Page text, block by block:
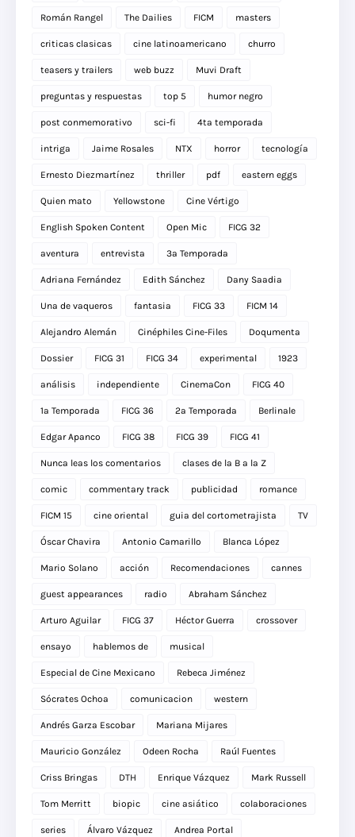
Román Rangel The Dailies FICM masters
criticas clasicas cine latinoamericano churro
teasers y trailers web buzz Muvi Draft
preguntas y respuestas top 5 humor negro
post conmemorativo sci-fi 4ta temporada
intriga Jaime Rosales NTX horror tecnología
Ernesto Diezmartínez thriller pdf eastern eggs
Quien mato Yellowstone Cine Vértigo
English Spoken Content Open Mic FICG 32
aventura entrevista 3a Temporada
Adriana Fernández Edith Sánchez Dany Saadia
Una de vaqueros fantasia FICG 33 FICM 14
Alejandro Alemán Cinéphiles Cine-Files Doqumenta
Dossier FICG 31 FICG 34 experimental 1923
análisis independiente CinemaCon FICG 40
1a Temporada FICG 36 2a Temporada Berlinale
Edgar Apanco FICG 38 FICG 39 FICG 41
Nunca leas los comentarios clases de la B a la Z
comic commentary track publicidad romance
FICM 15 cine oriental guia del cortometrajista TV
Óscar Chavira Antonio Camarillo Blanca López
Mario Solano acción Recomendaciones cannes
guest appearances radio Abraham Sánchez
Arturo Aguilar FICG 37 Héctor Guerra crossover
ensayo hablemos de musical
Especial de Cine Mexicano Rebeca Jiménez
Sócrates Ochoa comunicacion western
Andrés Garza Escobar Mariana Mijares
Mauricio González Odeen Rocha Raúl Fuentes
Criss Bringas DTH Enrique Vázquez Mark Russell
Tom Merritt biopic cine asiático colaboraciones
series Álvaro Vázquez Andrea Portal